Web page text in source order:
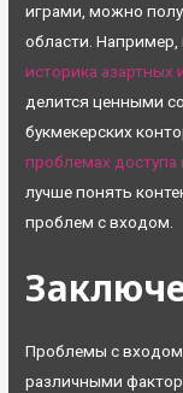
играми, можно
области.
историка
делится ценными
букмекерских
проблемах доступа
лучше понять
проблем с входом.
Проблемы с входом
различными